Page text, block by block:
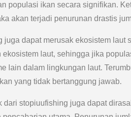
populasi ikan secara signifikan.
akan terjadi penurunan drastis
juga dapat merusak ekosistem
laut, sehingga jika
lain dalam lingkungan laut.
yang tidak bertanggung jawab.
dari stopiuufishing juga dapat